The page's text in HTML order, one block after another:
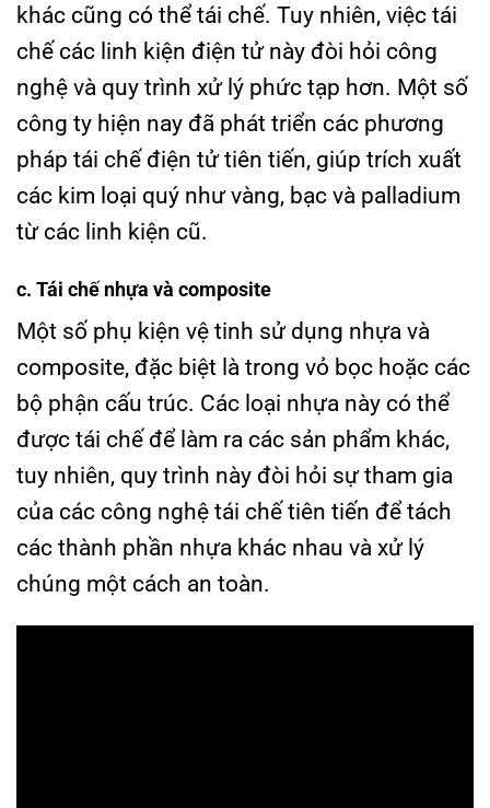
khác cũng có thể tái chế. Tuy nhiên, việc tái
chế các linh kiện điện tử này đòi hỏi công
nghệ và quy trình xử lý phức tạp hơn. Một số
công ty hiện nay đã phát triển các phương
pháp tái chế điện tử tiên tiến, giúp trích xuất
các kim loại quý như vàng, bạc và palladium
từ các linh kiện cũ.
c. Tái chế nhựa và composite
Một số phụ kiện vệ tinh sử dụng nhựa và
composite, đặc biệt là trong vỏ bọc hoặc các
bộ phận cấu trúc. Các loại nhựa này có thể
được tái chế để làm ra các sản phẩm khác,
tuy nhiên, quy trình này đòi hỏi sự tham gia
của các công nghệ tái chế tiên tiến để tách
các thành phần nhựa khác nhau và xử lý
chúng một cách an toàn.